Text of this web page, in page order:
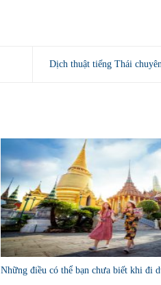
Dịch thuật tiếng Thái
Những điều có thể bạn chưa biết khi đi